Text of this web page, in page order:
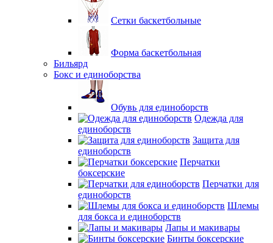
Сетки баскетбольные
Форма баскетбольная
Бильярд
Бокс и единоборства
Обувь для единоборств
Одежда для
единоборств
Защита для
единоборств
Перчатки
боксерские
Перчатки для
единоборств
Шлемы
для бокса и единоборств
Лапы и макивары
Бинты боксерские